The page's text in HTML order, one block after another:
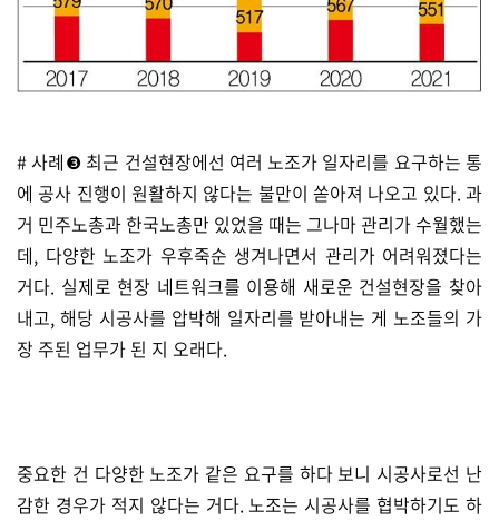
# 사례❸ 최근 건설현장에선 여러 노조가 일자리를 요구하는 통
에 공사 진행이 원활하지 않다는 불만이 쏟아져 나오고 있다. 과
거 민주노총과 한국노총만 있었을 때는 그나마 관리가 수월했는
데, 다양한 노조가 우후죽순 생겨나면서 관리가 어려워졌다는
거다. 실제로 현장 네트워크를 이용해 새로운 건설현장을 찾아
내고, 해당 시공사를 압박해 일자리를 받아내는 게 노조들의 가
장 주된 업무가 된 지 오래다.
중요한 건 다양한 노조가 같은 요구를 하다 보니 시공사로선 난
감한 경우가 적지 않다는 거다. 노조는 시공사를 협박하기도 하